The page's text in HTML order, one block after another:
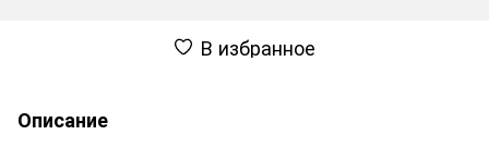
В избранное
Описание